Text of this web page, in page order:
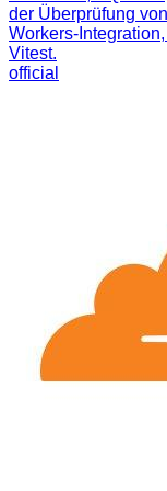
der Überprüfung
Workers-
Vitest.
official